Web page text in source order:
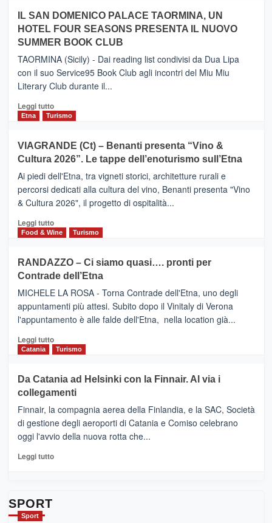
da
Neos
PIEDIMONTE
ETNEO
–
Meta
turistica
privilegiata
secondo
dati
di
Anche
la
Alcantara
nei
primi
nella
classifica
IL SAN DOMENICO PALACE TAORMINA, UN
HOTEL FOUR SEASONS PRESENTA IL NUOVO
SUMMER BOOK CLUB
TAORMINA (Sicily) - Dai reading list condivisi da Dua Lipa
con il suo Service95 Book Club agli incontri del Miu Miu
Literary Club durante il...
Leggi tuttoLeggi
di
IL
SAN
DOMENICO
PALACE
TAORMINA,
UN
HOTEL
FOUR
IL
NUOVO
SUMMER
CLUB
Etna Turismo
VIAGRANDE (Ct) – Benanti presenta “Vino &
Cultura 2026”. Le tappe dell’enoturismo sull’Etna
Ai piedi dell'Etna, tra vigneti storici, architetture rurali e
percorsi dedicati alla cultura del vino, Benanti presenta "Vino
& Cultura 2026", il progetto di ospitalità...
Leggi tuttoLeggi
di
VIAGRANDE
(Ct)
–
Benanti
presenta
“Vino
&
Cultura
tappe
dell’enoturismo
Food & Wine Turismo
RANDAZZO – Ci siamo quasi…. pronti per
Contrade dell’Etna
MICHELE LA ROSA - Torna Contrade dell'Etna, uno degli
appuntamenti più attesi. Subito dopo il Vinitaly di Verona
l'appuntamento è alle falde dell'Etna, nella location già...
Leggi tuttoLeggi
di
RANDAZZO
–
Ci
siamo
quasi….
pronti
per
Catania Turismo
Da Catania ad Helsinki con la Finnair. Al via i
collegamenti
Finnair, la compagnia aerea della Finlandia, e la SAC, Società
di gestione degli aeroporti di Catania e Comiso celebrano
oggi l'avvio della nuova rotta che...
Leggi tuttoLeggi
SPORT
Sport